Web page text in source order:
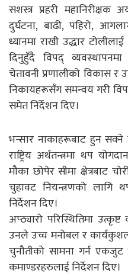
सशस्त्र प्रहरी
दुर्घटना, बाढी, पहिरो,
ध्यानमा राखी उद्धार
दिनुहुँदै विपद् व्यवस्थापनमा
चेतावनी प्रणालीको विकास र
निकायहरूसँग समन्वय गरी
समेत निर्देशन दिए।
भन्सार नाकाहरूबाट हुन सक्ने
राष्ट्रिय अर्थतन्त्रमा थप
मौका छोपेर सीमा क्षेत्रबाट
चुहावट नियन्त्रणको
निर्देशन दिए।
अप्ठ्यारो परिस्थितिमा
उनले उच्च मनोबल र
चुनौतीको सामना गर्न
कमाण्डरहरुलाई निर्देशन दिए।